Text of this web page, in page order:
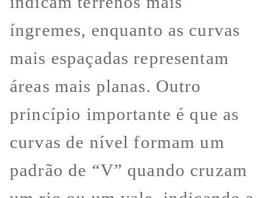
íngremes, enquanto as curvas
mais espaçadas representam
áreas mais planas. Outro
princípio importante é que as
curvas de nível formam um
padrão de “V” quando cruzam